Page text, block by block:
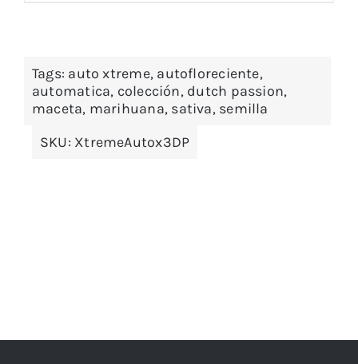
Tags: auto xtreme, autofloreciente,
automatica, colección, dutch passion,
maceta, marihuana, sativa, semilla
SKU: XtremeAutox3DP